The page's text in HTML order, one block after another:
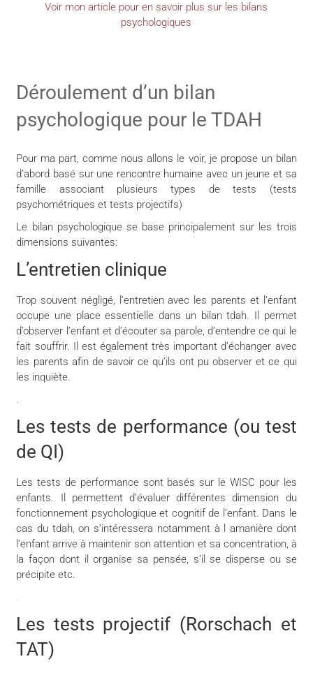
Voir mon article pour en savoir plus sur les bilans
psychologiques
Déroulement d’un bilan
psychologique pour le TDAH
Pour ma part, comme nous allons le voir, je propose un bilan
d’abord basé sur une rencontre humaine avec un jeune et sa
famille associant plusieurs types de tests (tests
psychométriques et tests projectifs)
Le bilan psychologique se base principalement sur les trois
dimensions suivantes:
L’entretien clinique
Trop souvent négligé, l’entretien avec les parents et l’enfant
occupe une place essentielle dans un bilan tdah. Il permet
d’observer l’enfant et d’écouter sa parole, d’entendre ce qui le
fait souffrir. Il est également très important d’échanger avec
les parents afin de savoir ce qu’ils ont pu observer et ce qui
les inquiète.
.
Les tests de performance (ou test
de QI)
Les tests de performance sont basés sur le WISC pour les
enfants. Il permettent d’évaluer différentes dimension du
fonctionnement psychologique et cognitif de l’enfant. Dans le
cas du tdah, on s’intéressera notamment à l amanière dont
l’enfant arrive à maintenir son attention et sa concentration, à
la façon dont il organise sa pensée, s’il se disperse ou se
précipite etc.
.
Les tests projectif (Rorschach et
TAT)